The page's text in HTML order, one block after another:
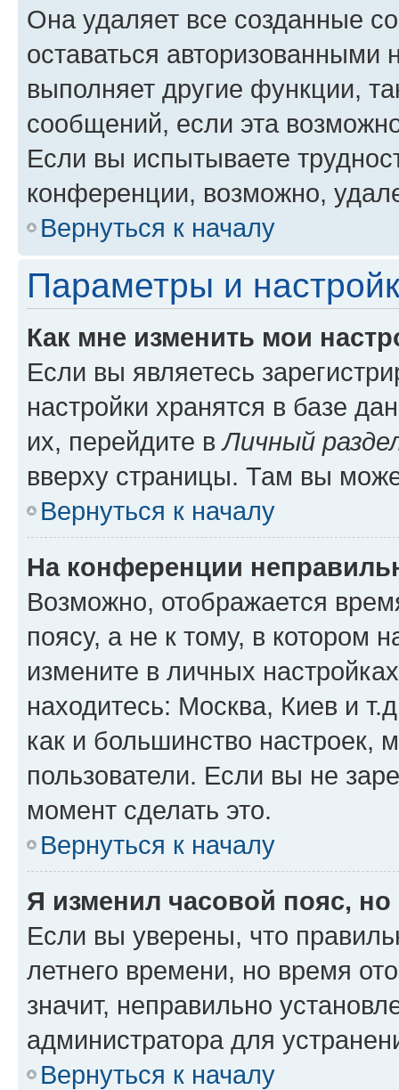
Она удаляет все созданные
оставаться авторизованными
выполняет другие функции,
сообщений, если эта
Если вы испытываете
конференции, возможно,
Вернуться к началу
Параметры и
Как мне изменить мои
Если вы являетесь
настройки хранятся в базе
их, перейдите вЛичный
вверху страницы. Там вы
Вернуться к началу
На конференции
Возможно, отображается
поясу, а не к тому, в котором
измените в личных
находитесь: Москва, Киев и
как и большинство настроек,
пользователи. Если вы не
момент сделать это.
Вернуться к началу
Я изменил часовой пояс,
Если вы уверены, что
летнего времени, но время
значит, неправильно
администратора для
Вернуться к началу